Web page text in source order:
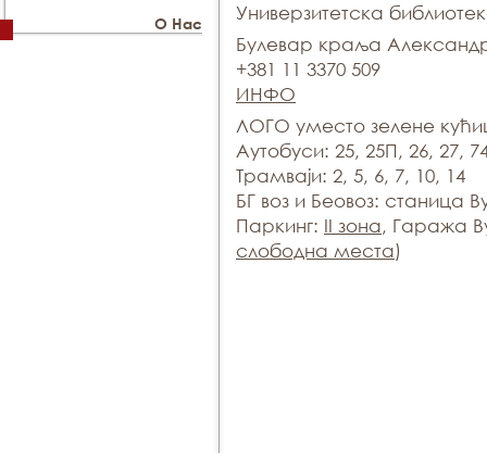
О Нас
Универзитетска
Булевар краља
+381 11 3370 509
ИНФО
ЛОГО уместо зелене
Аутобуси: 25, 25П, 26, 27,
Трамваји: 2, 5, 6, 7, 10, 14
БГ воз и Беовоз: станица
Паркинг: II зона, Гаража
слободна места)